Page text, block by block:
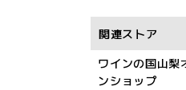
関連ストア
ワインの国山梨
ンショップ